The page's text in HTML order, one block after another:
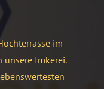
im
Imkerei.